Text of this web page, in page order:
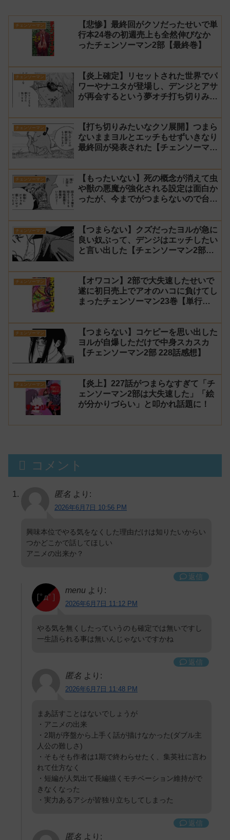
チェンソーマン
【悲惨】最終回がクソだったせいで単
行本24巻の初週売上も全然伸びなか
ったチェンソーマン2部【最終巻】
チェンソーマン
【炎上確定】リセットされた世界でパ
ワーやナユタが登場し、デンジとアサ
が再会するという夢オチ打ち切りみた
終回 感想】
チェンソーマン
【打ち切りみたいなクソ展開】つまら
ないままヨルとエッチもせずいきなり
最終回が発表された【チェンソーマン
チェンソーマン
【もったいない】死の概念が消えて虫
や獣の悪魔が強化される設定は面白か
ったが、今までがつまらないので台無
チェンソーマン
【つまらない】クズだったヨルが急に
良い奴ぶって、デンジはエッチしたい
と言い出した【チェンソーマン2部
チェンソーマン
【オワコン】2部で大失速したせいで
遂に初日売上でアオのハコに負けてし
まったチェンソーマン23巻【単行
チェンソーマン
【つまらない】コケピーを思い出した
ヨルが自爆しただけで中身スカスカ
【チェンソーマン2部 228話感想】
チェンソーマン
【炎上】227話がつまらなすぎて「チ
ェンソーマン2部は大失速した」「絵
が分かりづらい」と叩かれ話題に！
コメント
匿名 より:
2026年6月7日 10:56 PM
興味本位でやる気をなくした理由だけは知りたいからい
つかどこかで話してほしい
アニメの出来か？
返信
menu より:
2026年6月7日 11:12 PM
やる気を無くしたっていうのも確定では無いですし
一生語られる事は無いんじゃないですかね
返信
匿名 より:
2026年6月7日 11:48 PM
まあ話すことはないでしょうが
・アニメの出来
・2期が序盤から上手く話が描けなかった(ダブル主
人公の難しさ)
・そもそも作者は1期で終わらせたく、集英社に言わ
れて仕方なく
・短編が人気出て長編描くモチベーション維持がで
きなくなった
・実力あるアシが皆独り立ちしてしまった
返信
匿名 より: